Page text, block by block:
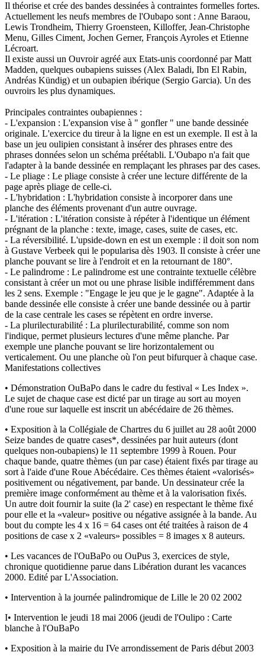
Il théorise et crée des bandes dessinées à contraintes formelles fortes.
Actuellement les neufs membres de l'Oubapo sont : Anne Baraou,
Lewis Trondheim, Thierry Groensteen, Killoffer, Jean-Christophe
Menu, Gilles Ciment, Jochen Gerner, François Ayroles et Etienne
Lécroart.
Il existe aussi un Ouvroir agréé aux Etats-unis coordonné par Matt
Madden, quelques oubapiens suisses (Alex Baladi, Ibn El Rabin,
Andréas Kündig) et un oubapien ibérique (Sergio Garcia). Un des
ouvroirs les plus dynamiques.
Principales contraintes oubapiennes :
- L'expansion : L'expansion vise à " gonfler " une bande dessinée
originale. L'exercice du tireur à la ligne en est un exemple. Il est à la
base un jeu oulipien consistant à insérer des phrases entre des
phrases données selon un schéma préétabli. L'Oubapo n'a fait que
l'adapter à la bande dessinée en remplaçant les phrases par des cases.
- Le pliage : Le pliage consiste à créer une lecture différente de la
page après pliage de celle-ci.
- L'hybridation : L'hybridation consiste à incorporer dans une
planche des éléments provenant d'un autre ouvrage.
- L'itération : L'itération consiste à répéter à l'identique un élément
prégnant de la planche : texte, image, cases, suite de cases, etc.
- La réversibilité. L'upside-down en est un exemple : il doit son nom
à Gustave Verbeek qui le popularisa dès 1903. Il consiste à créer une
planche pouvant se lire à l'endroit et en la retournant de 180°.
- Le palindrome : Le palindrome est une contrainte textuelle célèbre
consistant à créer un mot ou une phrase lisible indifféremment dans
les 2 sens. Exemple : "Engage le jeu que je le gagne". Adaptée à la
bande dessinée elle consiste à créer une bande dessinée ou à partir
de la case centrale les cases se répètent en ordre inverse.
- La plurilecturabilité : La plurilecturabilité, comme son nom
l'indique, permet plusieurs lectures d'une même planche. Par
exemple une planche pouvant se lire horizontalement ou
verticalement. Ou une planche où l'on peut bifurquer à chaque case.
Manifestations collectives
• Démonstration OuBaPo dans le cadre du festival « Les Index ».
Le sujet de chaque case est dicté par un tirage au sort au moyen
d'une roue sur laquelle est inscrit un abécédaire de 26 thèmes.
• Exposition à la Collégiale de Chartres du 6 juillet au 28 août 2000
Seize bandes de quatre cases*, dessinées par huit auteurs (dont
quelques non-oubapiens) le 11 septembre 1999 à Rouen. Pour
chaque bande, quatre thèmes (un par case) étaient fixés par tirage au
sort à l'aide d'une Roue Abécédaire. Ces thèmes étaient «valorisés»
positivement ou négativement, par bande. Un dessinateur crée la
première image conformément au thème et à la valorisation fixés.
Un autre doit fournir la suite (la 2' case) en respectant le thème fixé
pour elle et la «valeur» positive ou négative assignée à la bande. Au
bout du compte les 4 x 16 = 64 cases ont été traitées à raison de 4
positions de case x 2 «valeurs» possibles = 8 images x 8 auteurs.
• Les vacances de l'OuBaPo ou OuPus 3, exercices de style,
chronique quotidienne parue dans Libération durant les vacances
2000. Edité par L'Association.
• Intervention à la journée palindromique de Lille le 20 02 2002
I• Intervention le jeudi 18 mai 2006 (jeudi de l'Oulipo : Carte
blanche à l'OuBaPo
• Exposition à la mairie du IVe arrondissement de Paris début 2003